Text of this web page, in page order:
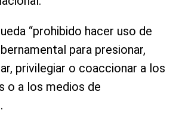
“prohibido hacer uso de
para presionar,
privilegiar o coaccionar a los
o a los medios de